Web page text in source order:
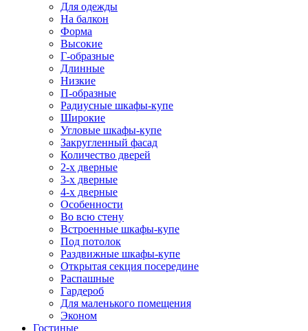
Для одежды
На балкон
Форма
Высокие
Г-образные
Длинные
Низкие
П-образные
Радиусные шкафы-купе
Широкие
Угловые шкафы-купе
Закругленный фасад
Количество дверей
2-х дверные
3-х дверные
4-х дверные
Особенности
Во всю стену
Встроенные шкафы-купе
Под потолок
Раздвижные шкафы-купе
Открытая секция посередине
Распашные
Гардероб
Для маленького помещения
Эконом
Гостиные